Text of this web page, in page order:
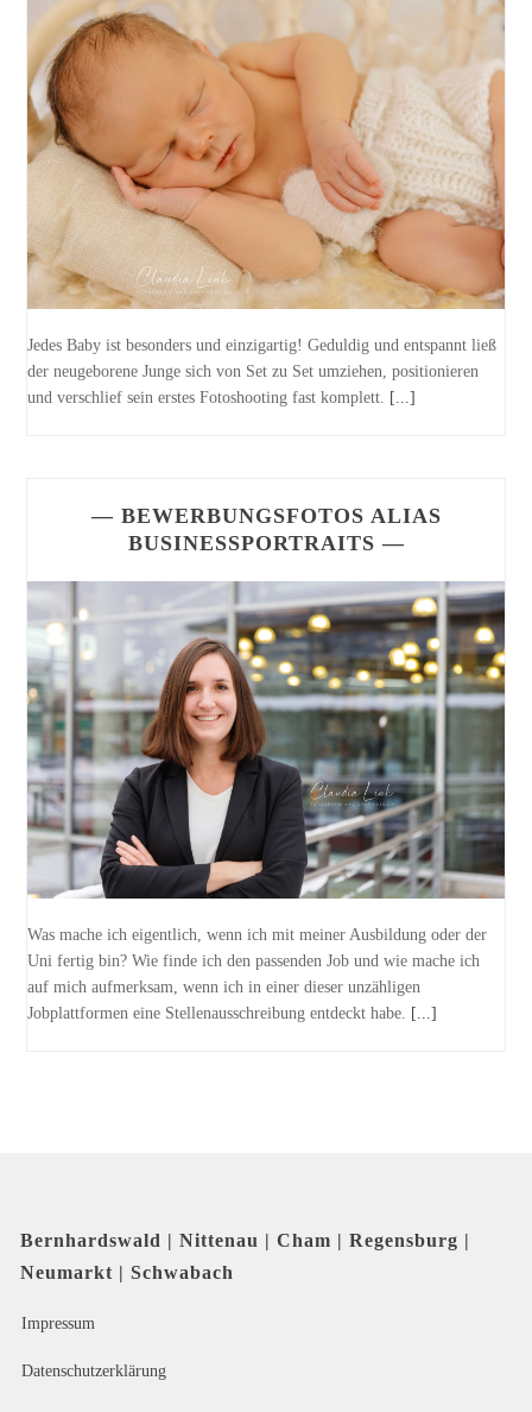
Jedes Baby ist besonders und einzigartig! Geduldig und entspannt ließ
der neugeborene Junge sich von Set zu Set umziehen, positionieren
und verschlief sein erstes Fotoshooting fast komplett.
[...]
— BEWERBUNGSFOTOS ALIAS
BUSINESSPORTRAITS —
Was mache ich eigentlich, wenn ich mit meiner Ausbildung oder der
Uni fertig bin? Wie finde ich den passenden Job und wie mache ich
auf mich aufmerksam, wenn ich in einer dieser unzähligen
Jobplattformen eine Stellenausschreibung entdeckt habe. [...]
Bernhardswald | Nittenau | Cham | Regensburg |
Neumarkt | Schwabach
Impressum
Datenschutzerklärung